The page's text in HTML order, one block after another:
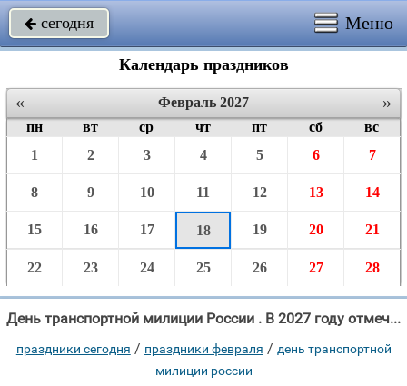
 сегодня Меню
Календарь праздников
« »
Февраль 2027
пн
вт ср чт пт сб
вс
1
2 3 4 5 6 7
8 9 10 11 12 13 14
15 16 17 18 19 20 21
22 23 24 25 26 27 28
День транспортной милиции России . В 2027 году отмечают 18 Февраля.
праздники сегодня / праздники февраля / день транспортной
милиции россии